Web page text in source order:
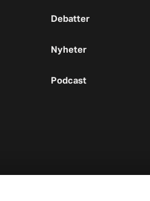
Debatter
Nyheter
Podcast